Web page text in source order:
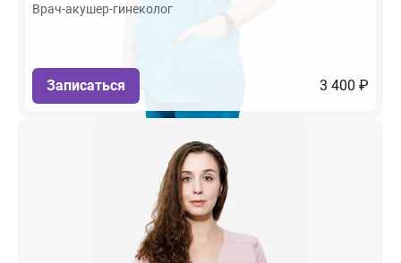
Врач-акушер-гинеколог
Записаться 3 400 ₽